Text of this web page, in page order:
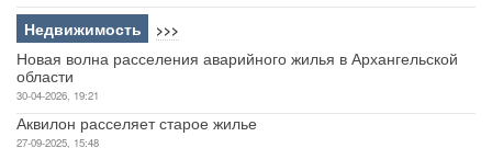
Недвижимость >>>
Новая волна расселения аварийного жилья в Архангельской
области
30-04-2026, 19:21
Аквилон расселяет старое жилье
27-09-2025, 15:48